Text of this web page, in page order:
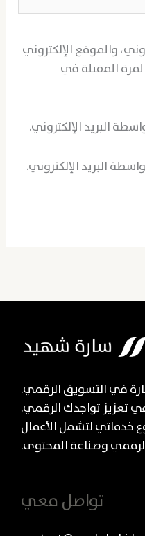
والموقع الإلكتروني
المقبلة في
البريد الإلكتروني.
البريد الإلكتروني.
في التسويق الرقمي.
تعزيز تواجدك الرقمي.
خدماتي لتشمل الأعمال
وصناعة المحتوى.
تواصل معي